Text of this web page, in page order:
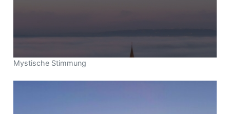
Mystische Stimmung